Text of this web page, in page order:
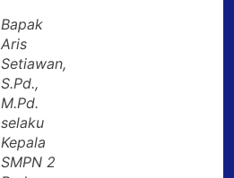
Bapak
Aris
Setiawan,
S.Pd.,
M.Pd.
selaku
Kepala
SMPN 2